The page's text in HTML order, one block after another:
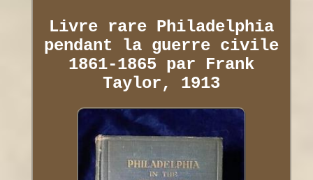
Livre rare Philadelphia
pendant la guerre civile
1861-1865 par Frank
Taylor, 1913